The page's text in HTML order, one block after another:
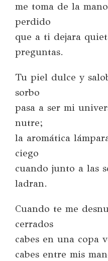
me toma de la
perdido
que a ti dejara
preguntas.
Tu piel dulce y
sorbo
pasa a ser mi
nutre;
la aromática
ciego
cuando junto a las
ladran.
Cuando te me
cerrados
cabes en una copa
cabes entre mis